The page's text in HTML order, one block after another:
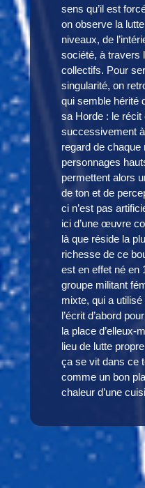
sens qu’il est
on observe la
niveaux, de
société, à travers
collectifs. Pour
singularité, on
qui semble hérité
sa Horde : le récit
successivement
regard de chaque
personnages
permettent alors
de ton et de
ci n’est pas
ici d’une œuvre
là que réside la
richesse de ce
est en effet né en
groupe militant
mixte, qui a
l’écrit d’abord
la place d’elleux-
lieu de lutte
ça se vit dans ce
comme un bon
chaleur d’une